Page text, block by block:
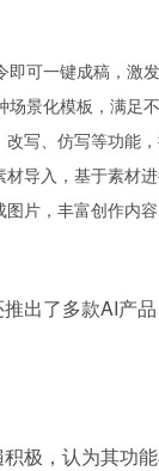
即可一键成稿，激
场景化模板，满足
改写、仿写等功能
材导入，基于素材进
图片，丰富创作内容
出了多款AI产
极，认为其功